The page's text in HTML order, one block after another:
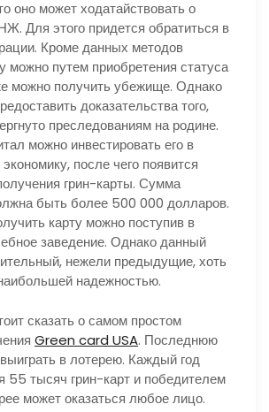
оно может ходатайствовать о
Для этого придется обратиться в
Кроме данных методов
можно путем приобретения статуса
можно получить убежище. Однако
доказательства того,
преследованиям на родине.
можно инвестировать его в
после чего появится
грин-карты. Сумма
быть более 500 000 долларов.
карту можно поступив в
заведение. Однако данный
нежели предыдущие, хоть
надежностью.
сказать о самом простом
Green card USA. Последнюю
в лотерею. Каждый год
55 тысяч грин-карт и победителем
может оказаться любое лицо.